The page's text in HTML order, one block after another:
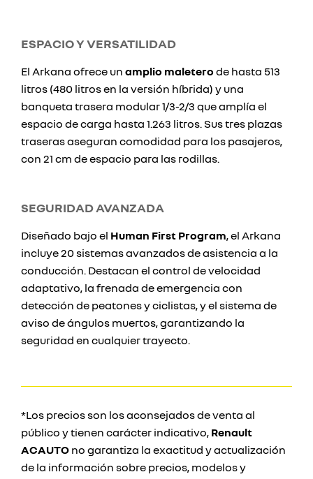
ESPACIO Y VERSATILIDAD
El Arkana ofrece un amplio maletero de hasta 513
litros (480 litros en la versión híbrida) y una
banqueta trasera modular 1/3-2/3 que amplía el
espacio de carga hasta 1.263 litros. Sus tres plazas
traseras aseguran comodidad para los pasajeros,
con 21 cm de espacio para las rodillas.
SEGURIDAD AVANZADA
Diseñado bajo el Human First Program, el Arkana
incluye 20 sistemas avanzados de asistencia a la
conducción. Destacan el control de velocidad
adaptativo, la frenada de emergencia con
detección de peatones y ciclistas, y el sistema de
aviso de ángulos muertos, garantizando la
seguridad en cualquier trayecto.
*Los precios son los aconsejados de venta al
público y tienen carácter indicativo, Renault
ACAUTO no garantiza la exactitud y actualización
de la información sobre precios, modelos y